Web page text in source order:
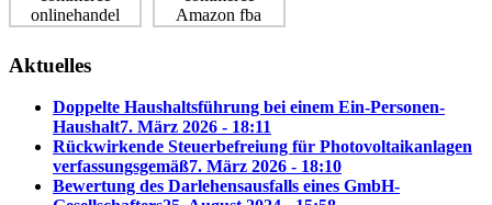
Aktuelles
Doppelte Haushaltsführung bei einem Ein-Personen-
Haushalt7. März 2026 - 18:11
Rückwirkende Steuerbefreiung für Photovoltaikanlagen
verfassungsgemäß7. März 2026 - 18:10
Bewertung des Darlehensausfalls eines GmbH-